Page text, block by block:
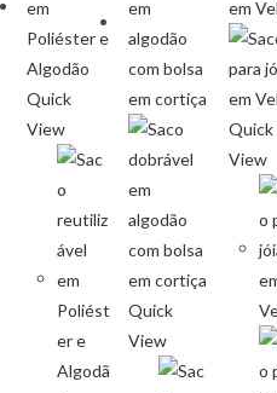
Quick
View
Quick
View
Quick
View